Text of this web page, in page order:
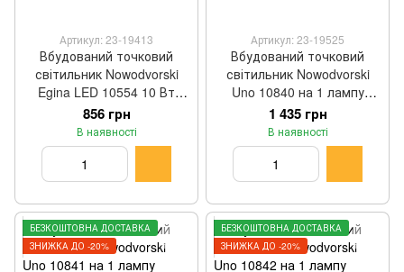
Артикул: 23-19413
Вбудований точковий
світильник Nowodvorski
Egina LED 10554 10 Вт
4000 K чорний 11 × 5,5 × 11
см
856 грн
В наявності
Артикул: 23-19525
Вбудований точковий
світильник Nowodvorski
Uno 10840 на 1 лампу
GX53 білий 4,5 × 9,5 см
1 435 грн
В наявності
БЕЗКОШТОВНА ДОСТАВКА
ЗНИЖКА ДО -20%
БЕЗКОШТОВНА ДОСТАВКА
ЗНИЖКА ДО -20%